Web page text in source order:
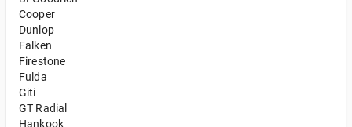
Cooper
Dunlop
Falken
Firestone
Fulda
Giti
GT Radial
Hankook